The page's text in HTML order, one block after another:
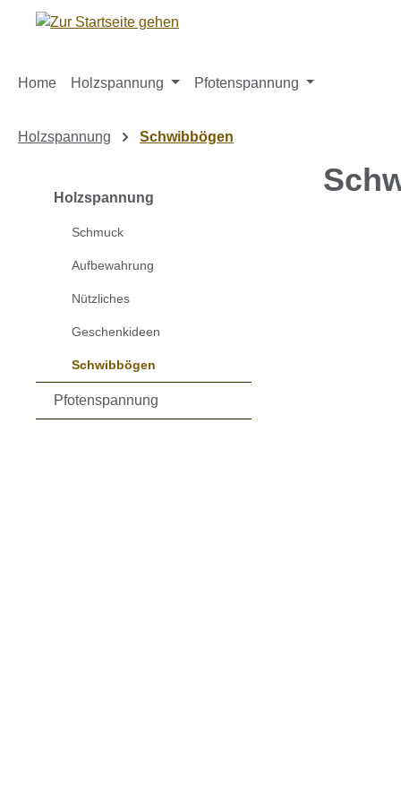
Hauptinhalt springen
Zur Suche springen
Zur Hauptnavigation springen
Home Holzspannung Pfotenspannung
Holzspannung Schwibbögen
Holzspannung
Schmuck
Aufbewahrung
Nützliches
Geschenkideen
Schwibbögen
Pfotenspannung